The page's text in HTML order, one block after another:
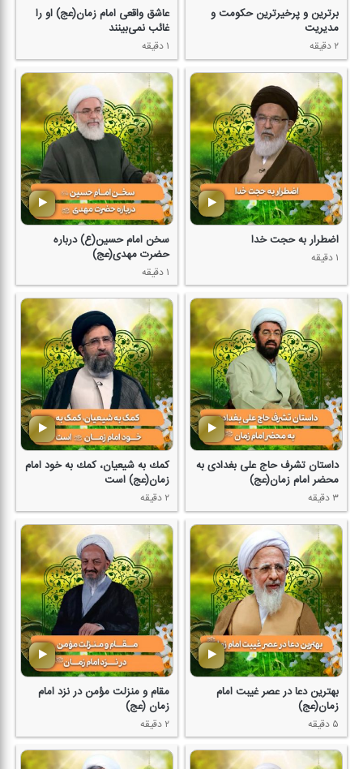
برترین و پرخیرترین حكومت و
مدیریت
۲ دقیقه
عاشق واقعی امام زمان(عج) او را
غائب نمی‌بینند
۱ دقیقه
اضطرار به حجت خدا
۱ دقیقه
سخن امام حسین(ع) درباره
حضرت مهدی(عج)
۱ دقیقه
داستان تشرف حاج علی بغدادی به
محضر امام زمان(عج)
۳ دقیقه
كمك به شیعیان، كمك به خود امام
زمان(عج) است
۲ دقیقه
بهترین دعا در عصر غیبت امام
زمان(عج)
۵ دقیقه
مقام و منزلت مؤمن در نزد امام
زمان (عج)
۲ دقیقه